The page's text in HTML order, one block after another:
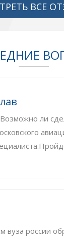
ВСЕ
ли
вуза россии